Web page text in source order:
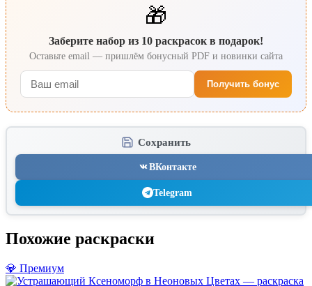
🎁
Заберите набор из 10 раскрасок в подарок!
Оставьте email — пришлём бонусный PDF и новинки сайта
Получить бонус
Сохранить
ВКонтакте
Telegram
Похожие раскраски
💎 Премиум